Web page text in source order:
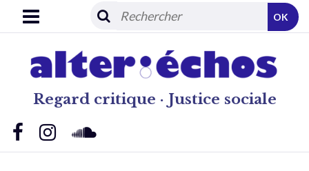
Regard critique · Justice sociale
OK